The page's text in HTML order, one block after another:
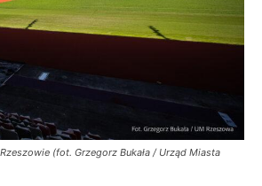
(fot. Grzegorz Bukała / Urząd Miasta